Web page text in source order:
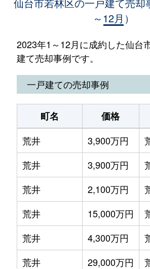
～12月）
2023年1～12月に成約した仙台
建て売却事例です。
一戸建ての売却事例
町名 価格
荒井
3,900万円
荒井
3,900万円
荒井
2,100万円
荒井
15,000万円
荒井
4,300万円
荒井
29,000万円